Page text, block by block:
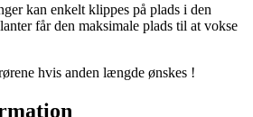
kan enkelt klippes på plads i den
får den maksimale plads til at vokse
hvis anden længde ønskes !